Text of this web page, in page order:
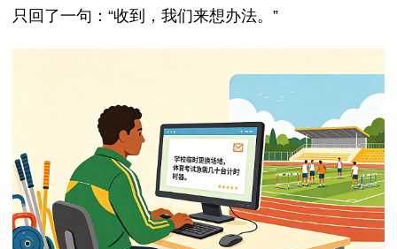
只回了一句：“收到，我们来想办法。”